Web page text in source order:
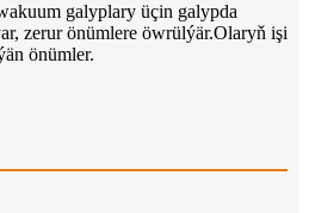
galyplary üçin galypda
zerur önümlere öwrülýär.Olaryň işi
önümler.